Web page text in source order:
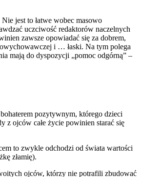
jest to łatwe wobec masowo
uczciwość redaktorów naczelnych
zawsze opowiadać się za dobrem,
i … łaski. Na tym polega
mają do dyspozycji „pomoc odgórną” –
pozytywnym, którego dzieci
z ojców całe życie powinien starać się
to zwykle odchodzi od świata wartości
złamię).
ojców, którzy nie potrafili zbudować